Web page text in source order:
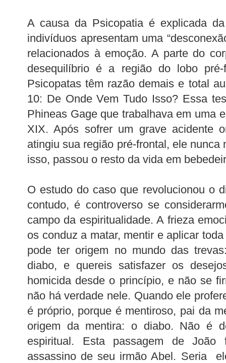
A causa da Psicopatia é explicada
indivíduos apresentam uma
relacionados à emoção. A parte do
desequilíbrio é a região do lobo
Psicopatas têm razão demais e total
10: De Onde Vem Tudo Isso? Essa
Phineas Gage que trabalhava em uma
XIX. Após sofrer um grave acidente
atingiu sua região pré-frontal, ele nunca
isso, passou o resto da vida em
O estudo do caso que revolucionou o
contudo, é controverso se
campo da espiritualidade. A frieza
os conduz a matar, mentir e aplicar
pode ter origem no mundo das
diabo, e quereis satisfazer os
homicida desde o princípio, e não se
não há verdade nele. Quando ele
é próprio, porque é mentiroso, pai da
origem da mentira: o diabo. Não é
espiritual. Esta passagem de João
assassino de seu irmão Abel. Seria